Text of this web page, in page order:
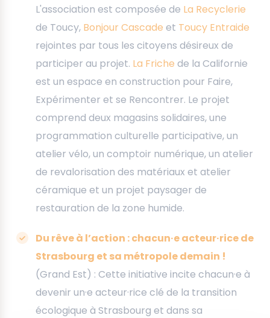
L'association est composée de La Recyclerie
de Toucy, Bonjour Cascade et Toucy Entraide
rejointes par tous les citoyens désireux de
participer au projet. La Friche de la Californie
est un espace en construction pour Faire,
Expérimenter et se Rencontrer. Le projet
comprend deux magasins solidaires, une
programmation culturelle participative, un
atelier vélo, un comptoir numérique, un atelier
de revalorisation des matériaux et atelier
céramique et un projet paysager de
restauration de la zone humide.
Du rêve à l’action : chacun·e acteur·rice de
Strasbourg et sa métropole demain !
(Grand Est) : Cette initiative incite chacun·e à
devenir un·e acteur·rice clé de la transition
écologique à Strasbourg et dans sa